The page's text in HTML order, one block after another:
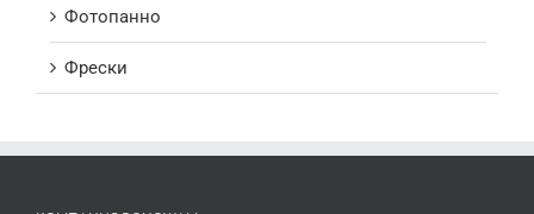
Фотопанно
Фрески